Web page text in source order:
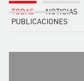
TODAS NOTICIAS
PUBLICACIONES